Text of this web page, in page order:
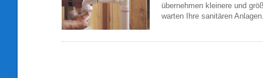
übernehmen kleinere und
warten Ihre sanitären